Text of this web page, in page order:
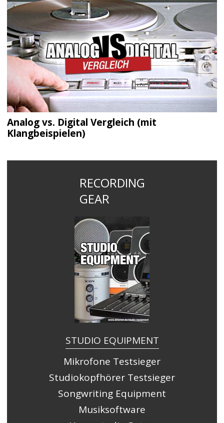
Analog vs. Digital Vergleich (mit
Klangbeispielen)
RECORDING
GEAR
STUDIO EQUIPMENT
Mikrofone Testsieger
Studiokopfhörer Testsieger
Songwriting Equipment
Musiksoftware